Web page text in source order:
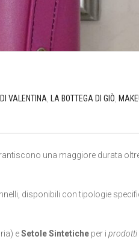
DI VALENTINA LA BOTTEGA DI GIÒ
una maggiore durata
disponibili con tipologie
eSetole Sintetiche per i prodotti